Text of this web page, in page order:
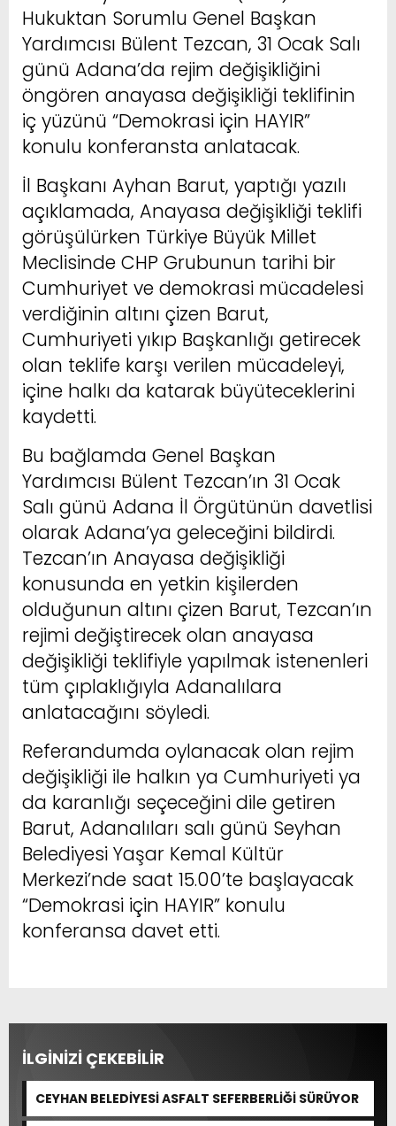
Hukuktan Sorumlu Genel Başkan
Yardımcısı Bülent Tezcan, 31 Ocak Salı
günü Adana’da rejim değişikliğini
öngören anayasa değişikliği teklifinin
iç yüzünü “Demokrasi için HAYIR”
konulu konferansta anlatacak.
İl Başkanı Ayhan Barut, yaptığı yazılı
açıklamada, Anayasa değişikliği teklifi
görüşülürken Türkiye Büyük Millet
Meclisinde CHP Grubunun tarihi bir
Cumhuriyet ve demokrasi mücadelesi
verdiğinin altını çizen Barut,
Cumhuriyeti yıkıp Başkanlığı getirecek
olan teklife karşı verilen mücadeleyi,
içine halkı da katarak büyüteceklerini
kaydetti.
Bu bağlamda Genel Başkan
Yardımcısı Bülent Tezcan’ın 31 Ocak
Salı günü Adana İl Örgütünün davetlisi
olarak Adana’ya geleceğini bildirdi.
Tezcan’ın Anayasa değişikliği
konusunda en yetkin kişilerden
olduğunun altını çizen Barut, Tezcan’ın
rejimi değiştirecek olan anayasa
değişikliği teklifiyle yapılmak istenenleri
tüm çıplaklığıyla Adanalılara
anlatacağını söyledi.
Referandumda oylanacak olan rejim
değişikliği ile halkın ya Cumhuriyeti ya
da karanlığı seçeceğini dile getiren
Barut, Adanalıları salı günü Seyhan
Belediyesi Yaşar Kemal Kültür
Merkezi’nde saat 15.00’te başlayacak
“Demokrasi için HAYIR” konulu
konferansa davet etti.
İLGİNİZİ ÇEKEBİLİR
CEYHAN BELEDİYESİ ASFALT SEFERBERLİĞİ SÜRÜYOR